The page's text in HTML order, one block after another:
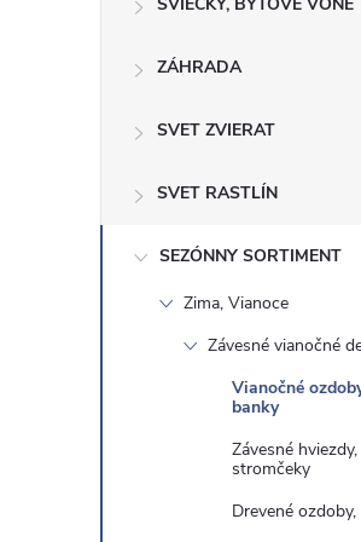
a
ZÁHRADA
SVET ZVIERAT
SVET RASTLÍN
SEZÓNNY SORTIMENT
Zima, Vianoce
Závesné vianočné
Vianočné
banky
Závesné
stromčeky
Drevené